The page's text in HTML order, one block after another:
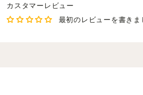
カスタマーレビュー
最初のレビューを書きま